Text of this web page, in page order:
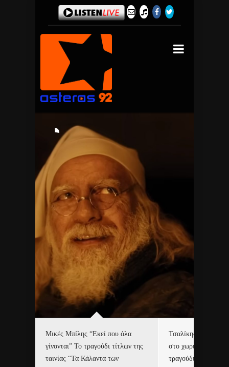
Μικές Μπίλης “Εκεί που όλα
γίνονται” Το τραγούδι τίτλων της
ταινίας “Τα Κάλαντα των
Τσαλίκης,
στο χωριό του Άι
τραγούδι και video